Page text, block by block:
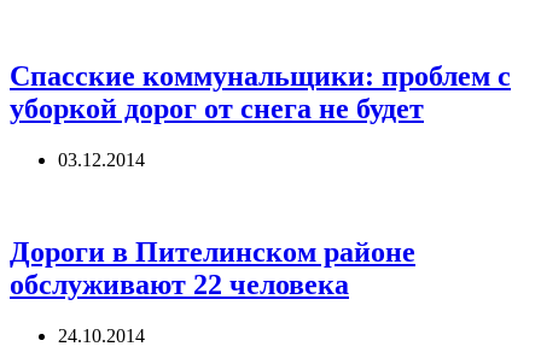
Спасские коммунальщики: проблем с
уборкой дорог от снега не будет
03.12.2014
Дороги в Пителинском районе
обслуживают 22 человека
24.10.2014